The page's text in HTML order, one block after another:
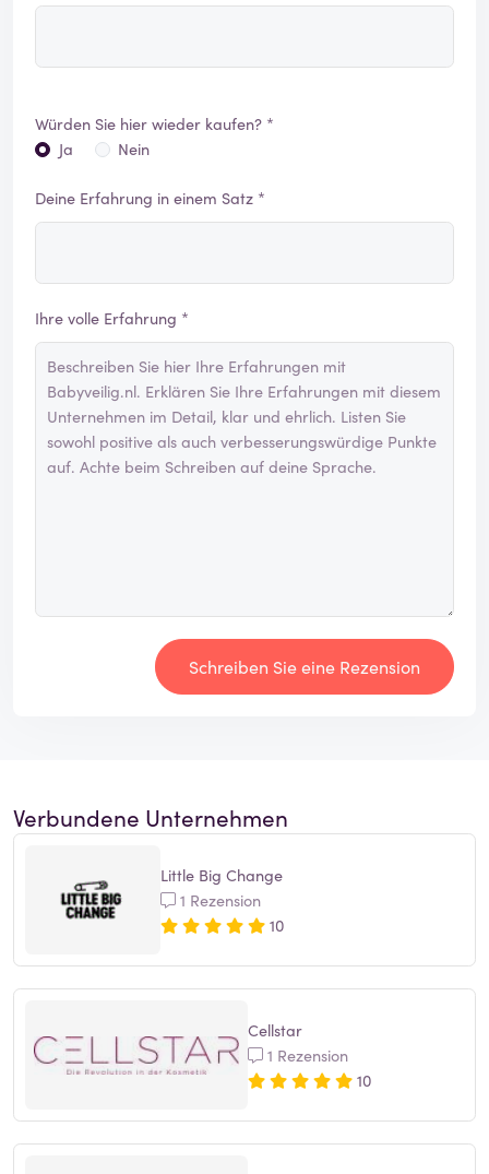
Würden Sie hier wieder kaufen? *
Ja
Nein
Deine Erfahrung in einem Satz *
Ihre volle Erfahrung *
Schreiben Sie eine Rezension
Verbundene Unternehmen
Little Big Change
1 Rezension
10
Cellstar
1 Rezension
10